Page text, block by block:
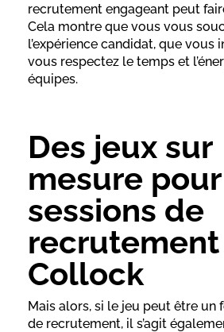
recrutement engageant peut
Cela montre que vous vous
l’expérience candidat, que vous
vous respectez le temps et
équipes.
Des jeux sur
mesure
sessions de
recrutement
Collock
Mais alors, si le jeu peut être
de recrutement, il s’agit